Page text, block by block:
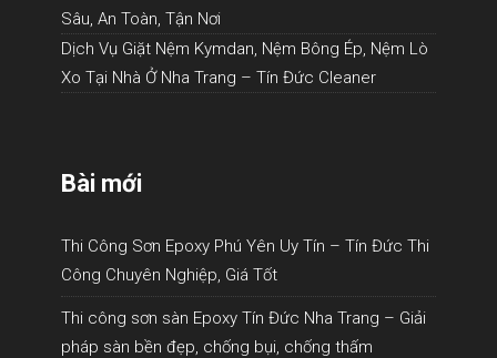
Sâu, An Toàn, Tận Nơi
Dịch Vụ Giặt Nệm Kymdan, Nệm Bông Ép, Nệm Lò
Xo Tại Nhà Ở Nha Trang – Tín Đức Cleaner
Bài mới
Thi Công Sơn Epoxy Phú Yên Uy Tín – Tín Đức Thi
Công Chuyên Nghiệp, Giá Tốt
Thi công sơn sàn Epoxy Tín Đức Nha Trang – Giải
pháp sàn bền đẹp, chống bụi, chống thấm